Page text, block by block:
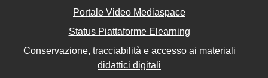
Portale Video Mediaspace
Status Piattaforme Elearning
Conservazione, tracciabilità e accesso ai materiali
didattici digitali